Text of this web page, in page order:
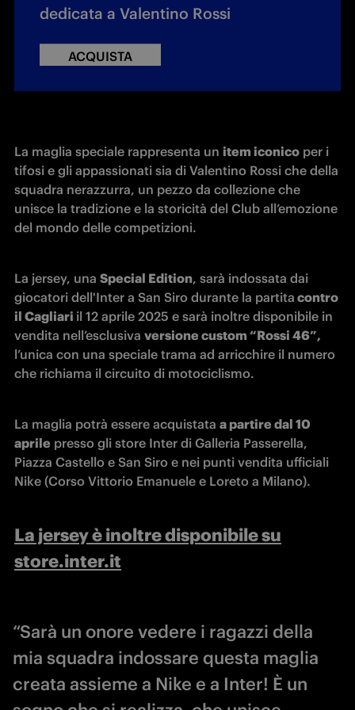
dedicata a Valentino Rossi
ACQUISTA
La maglia speciale rappresenta un item iconico per i
tifosi e gli appassionati sia di Valentino Rossi che della
squadra nerazzurra, un pezzo da collezione che
unisce la tradizione e la storicità del Club all’emozione
del mondo delle competizioni.
La jersey, una Special Edition, sarà indossata dai
giocatori dell'Inter a San Siro durante la partita contro
il Cagliari il 12 aprile 2025 e sarà inoltre disponibile in
vendita nell’esclusiva versione custom “Rossi 46”,
l’unica con una speciale trama ad arricchire il numero
che richiama il circuito di motociclismo.
La maglia potrà essere acquistata a partire dal 10
aprile presso gli store Inter di Galleria Passerella,
Piazza Castello e San Siro e nei punti vendita ufficiali
Nike (Corso Vittorio Emanuele e Loreto a Milano).
La jersey è inoltre disponibile su
store.inter.it
“Sarà un onore vedere i ragazzi della
mia squadra indossare questa maglia
creata assieme a Nike e a Inter! È un